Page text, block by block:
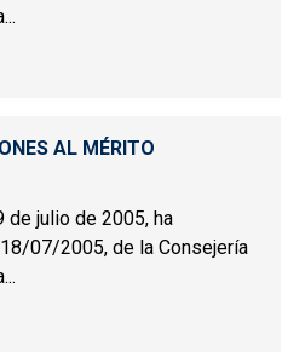
AL MÉRITO
AL MÉRITO
de julio de 2005, ha
07/2005, de la Consejería
AL MÉRITO